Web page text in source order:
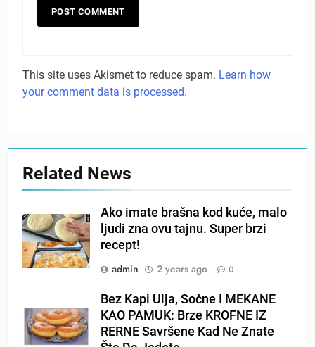
This site uses Akismet to reduce spam. Learn how
your comment data is processed.
Related News
Ako imate brašna kod kuće, malo
ljudi zna ovu tajnu. Super brzi
recept!
admin
2 years ago 0
Bez Kapi Ulja, Sočne I MEKANE
KAO PAMUK: Brze KROFNE IZ
RERNE Savršene Kad Ne Znate